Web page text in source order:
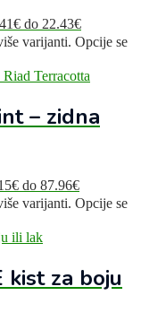
do 22.43€
varijanti. Opcije se
– zidna
do 87.96€
varijanti. Opcije se
kist za boju